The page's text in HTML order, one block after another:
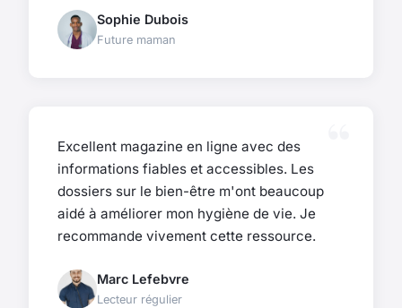
Sophie Dubois
Future maman
Excellent magazine en ligne avec des
informations fiables et accessibles. Les
dossiers sur le bien-être m'ont beaucoup
aidé à améliorer mon hygiène de vie. Je
recommande vivement cette ressource.
Marc Lefebvre
Lecteur régulier